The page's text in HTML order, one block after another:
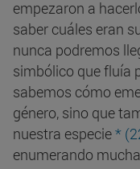
empezaron a
saber cuáles eran
nunca podremos
simbólico que fluía
sabemos cómo
género, sino que
nuestra especie*
enumerando